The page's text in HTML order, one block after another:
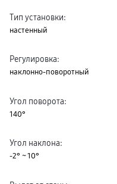
Тип установки:
настенный
Регулировка:
наклонно-поворотный
Угол поворота:
140°
Угол наклона:
-2° ~ 10°